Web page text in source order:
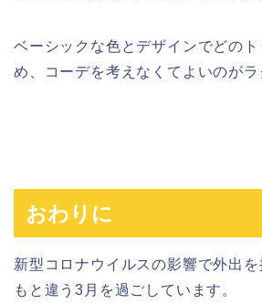
ベーシックな色とデザインでどの
め、コーデを考えなくてよいのがラ
おわりに
新型コロナウイルスの影響で外出
もと違う3月を過ごしています。